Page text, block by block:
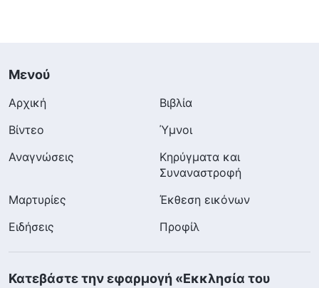
Μενού
Αρχική
Βιβλία
Βίντεο
Ύμνοι
Αναγνώσεις
Κηρύγματα και
Συναναστροφή
Μαρτυρίες
Έκθεση εικόνων
Ειδήσεις
Προφίλ
Κατεβάστε την εφαρμογή «Εκκλησία του